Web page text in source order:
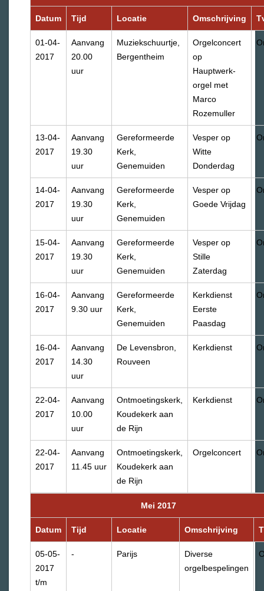
Datum Tijd Locatie Omschrijving
01-04-
2017
Aanvang
20.00
uur
Muziekschuurtje,
Bergentheim
Orgelconcert
op
Hauptwerk-
orgel met
Marco
Rozemuller
13-04-
2017
Aanvang
19.30
uur
Gereformeerde
Kerk,
Genemuiden
Vesper op
Witte
Donderdag
14-04-
2017
Aanvang
19.30
uur
Gereformeerde
Kerk,
Genemuiden
Vesper op
Goede Vrijdag
15-04-
2017
Aanvang
19.30
uur
Gereformeerde
Kerk,
Genemuiden
Vesper op
Stille
Zaterdag
16-04-
2017
Aanvang
9.30 uur
Gereformeerde
Kerk,
Genemuiden
Kerkdienst
Eerste
Paasdag
16-04-
2017
Aanvang
14.30
uur
De Levensbron,
Rouveen
Kerkdienst
22-04-
2017
Aanvang
10.00
uur
Ontmoetingskerk,
Koudekerk aan
de Rijn
Kerkdienst
22-04-
2017
Aanvang
11.45 uur
Ontmoetingskerk,
Koudekerk aan
de Rijn
Orgelconcert
Mei 2017
Datum Tijd Locatie Omschrijving
05-05-
2017
t/m
- Parijs
Diverse
orgelbespelingen